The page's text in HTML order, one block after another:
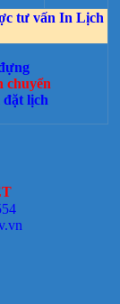
tư vấn In Lịch
chuyển
đặt lịch